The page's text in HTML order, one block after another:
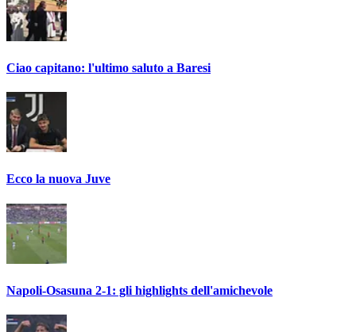
Ciao capitano: l'ultimo saluto a Baresi
Ecco la nuova Juve
Napoli-Osasuna 2-1: gli highlights dell'amichevole